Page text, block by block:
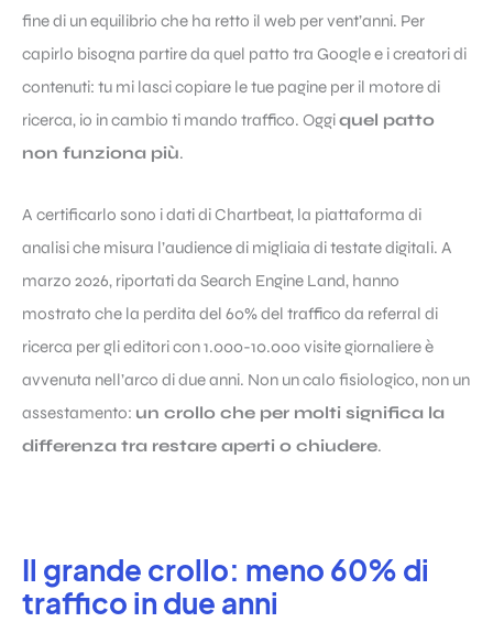
fine di un equilibrio che ha retto il web per vent’anni. Per
capirlo bisogna partire da quel patto tra Google e i creatori di
contenuti: tu mi lasci copiare le tue pagine per il motore di
ricerca, io in cambio ti mando traffico. Oggiquel patto
non funziona più.
A certificarlo sono i dati di Chartbeat, la piattaforma di
analisi che misura l’audience di migliaia di testate digitali. A
marzo 2026, riportati da Search Engine Land, hanno
mostrato che la perdita del 60% del traffico da referral di
ricerca per gli editori con 1.000-10.000 visite giornaliere è
avvenuta nell’arco di due anni. Non un calo fisiologico, non un
assestamento: un crollo che per molti significa la
differenza tra restare aperti o chiudere.
Il grande crollo: meno 60% di
traffico in due anni